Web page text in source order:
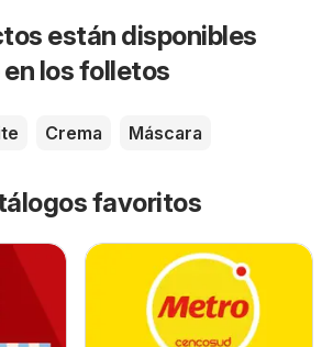
están disponibles
los folletos
Crema Máscara
favoritos